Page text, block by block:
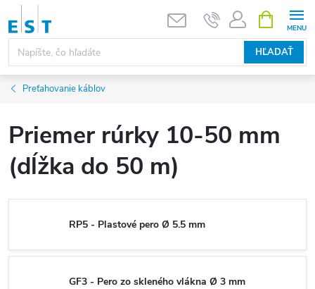
Prejsť
obsah
HĽADAŤ
KOŠÍK
Preťahovanie káblov
Priemer rúrky 10-50 mm
(dĺžka do 50 m)
RP5 - Plastové pero Ø 5.5 mm
GF3 - Pero zo skleného vlákna Ø 3 mm